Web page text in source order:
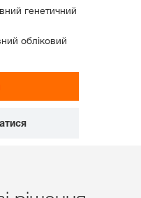
генетичний
обліковий